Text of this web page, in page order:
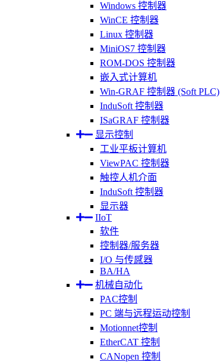
Windows 控制器
WinCE 控制器
Linux 控制器
MiniOS7 控制器
ROM-DOS 控制器
嵌入式计算机
Win-GRAF 控制器 (Soft PLC)
InduSoft 控制器
ISaGRAF 控制器
显示控制
工业平板计算机
ViewPAC 控制器
触控人机介面
InduSoft 控制器
显示器
IIoT
软件
控制器/服务器
I/O 与传感器
BA/HA
机械自动化
PAC控制
PC 端与远程运动控制
Motionnet控制
EtherCAT 控制
CANopen 控制